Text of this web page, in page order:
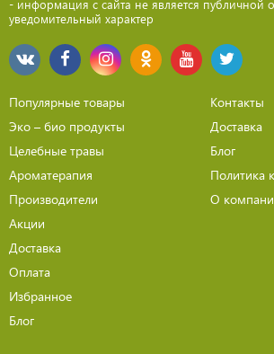
- информация с сайта не является публичной
уведомительный характер
Популярные товары
Эко – био продукты
Целебные травы
Ароматерапия
Производители
Акции
Доставка
Оплата
Избранное
Блог
Контакты
Доставка
Блог
Политика
О